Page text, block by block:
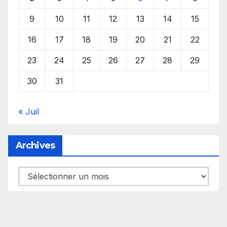
9 10 11 12 13 14 15
16 17 18 19 20 21 22
23 24 25 26 27 28 29
30 31
« Juil
Archives
Archives